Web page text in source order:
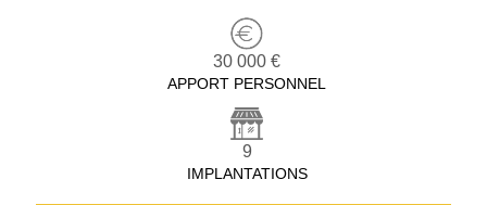
30 000 €
APPORT PERSONNEL
9
IMPLANTATIONS